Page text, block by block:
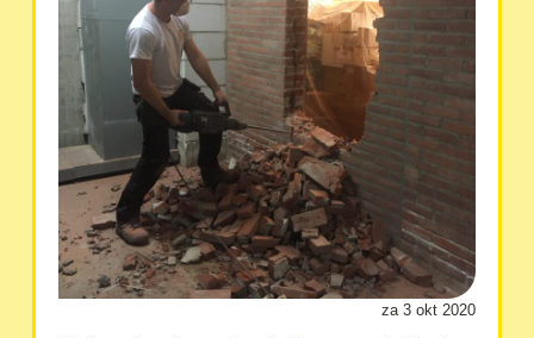
za 3 okt 2020